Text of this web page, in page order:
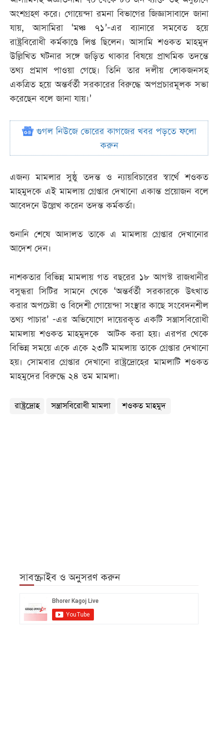
অংশগ্রহণ করে। গোয়েন্দা রমনা বিভাগের জিজ্ঞাসাবাদে জানা
যায়, আসামিরা ‘মঞ্চ ৭১’-এর ব্যানারে সমবেত হয়ে
রাষ্ট্রবিরোধী কর্মকাণ্ডে লিপ্ত ছিলেন। আসামি শওকত মাহমুদ
উল্লিখিত ঘটনার সঙ্গে জড়িত থাকার বিষয়ে প্রাথমিক তদন্তে
তথ্য প্রমাণ পাওয়া গেছে। তিনি তার দলীয় লোকজনসহ
একত্রিত হয়ে অন্তর্বর্তী সরকারের বিরুদ্ধে অপপ্রচারমূলক সভা
করেছেন বলে জানা যায়।’
গুগল নিউজে ভোরের কাগজের খবর পড়তে ফলো
করুন
এজন্য মামলার সুষ্ঠু তদন্ত ও ন্যায়বিচারের স্বার্থে শওকত
মাহমুদকে এই মামলায় গ্রেপ্তার দেখানো একান্ত প্রয়োজন বলে
আবেদনে উল্লেখ করেন তদন্ত কর্মকর্তা।
শুনানি শেষে আদালত তাকে এ মামলায় গ্রেপ্তার দেখানোর
আদেশ দেন।
নাশকতার বিভিন্ন মামলায় গত বছরের ১৮ আগস্ট রাজধানীর
বসুন্ধরা সিটির সামনে থেকে ‘অন্তর্বর্তী সরকারকে উৎখাত
করার অপচেষ্টা ও বিদেশী গোয়েন্দা সংস্থার কাছে সংবেদনশীল
তথ্য পাচার’ -এর অভিযোগে দায়েরকৃত একটি সন্ত্রাসবিরোধী
মামলায় শওকত মাহমুদকে আটক করা হয়। এরপর থেকে
বিভিন্ন সময়ে একে একে ২৩টি মামলায় তাকে গ্রেপ্তার দেখানো
হয়। সোমবার গ্রেপ্তার দেখানো রাষ্ট্রদ্রোহের মামলাটি শওকত
মাহমুদের বিরুদ্ধে ২৪ তম মামলা।
রাষ্ট্রদ্রোহ সন্ত্রাসবিরোধী মামলা শওকত মাহমুদ
সাবস্ক্রাইব ও অনুসরণ করুন